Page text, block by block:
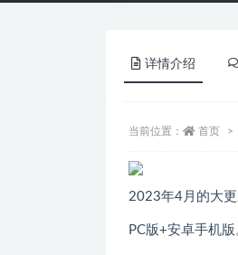
详情介绍
当前位置： 首页
2023年4月的大更
PC版+安卓手机版